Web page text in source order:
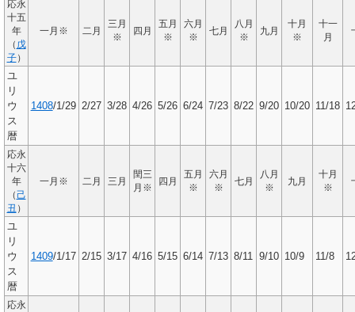
応永
十五
年
（ 戊
子）
一月※ 二月
三月
※
四月
五月
※
六月
※
七月
八月
※
九月
十月
※
十一
月
ユ
リ
ウ
ス
暦
1408/1/29 2/27 3/28 4/26 5/26 6/24 7/23 8/22 9/20 10/20 11/18
応永
十六
年
（己
丑 ）
一月※ 二月 三月
閏三
月※
四月
五月
※
六月
※
七月
八月
※
九月
十月
※
ユ
リ
ウ
ス
暦
1409/1/17 2/15 3/17 4/16 5/15 6/14 7/13 8/11 9/10 10/9 11/8
応永